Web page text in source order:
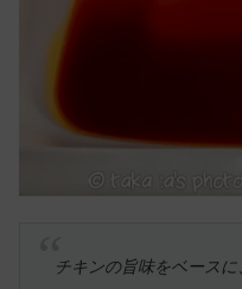
チキンの旨味をベース